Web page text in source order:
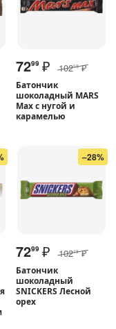
7299 ₽ 10219 ₽
Батончик
шоколадный MARS
Max с нугой и
карамелью
–28%
7299 ₽ 10219 ₽
Батончик
шоколадный
SNICKERS Лесной
орех